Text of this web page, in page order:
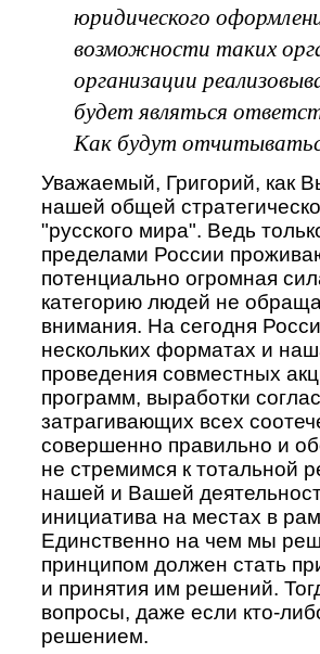
юридического
возможности таких
организации
будет являться
Как будут
Уважаемый, Григорий, как
нашей общей
"русского мира". Ведь
пределами России
потенциально огромная
категорию людей не
внимания. На сегодня
нескольких форматах и
проведения совместных
программ, выработки
затрагивающих всех
совершенно правильно и
не стремимся к тотальной
нашей и Вашей
инициатива на местах в
Единственно на чем мы
принципом должен стать
и принятия им решений.
вопросы, даже если кто-
решением.